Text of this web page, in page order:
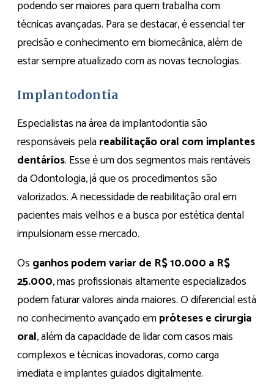
podendo ser maiores para quem trabalha com
técnicas avançadas. Para se destacar, é essencial ter
precisão e conhecimento em biomecânica, além de
estar sempre atualizado com as novas tecnologias.
Implantodontia
Especialistas na área da implantodontia são
responsáveis pelareabilitação oral com implantes
dentários. Esse é um dos segmentos mais rentáveis
da Odontologia, já que os procedimentos são
valorizados. A necessidade de reabilitação oral em
pacientes mais velhos e a busca por estética dental
impulsionam esse mercado.
Os ganhos podem variar de R$ 10.000 a R$
25.000, mas profissionais altamente especializados
podem faturar valores ainda maiores. O diferencial está
no conhecimento avançado empróteses e cirurgia
oral, além da capacidade de lidar com casos mais
complexos e técnicas inovadoras, como carga
imediata e implantes guiados digitalmente.